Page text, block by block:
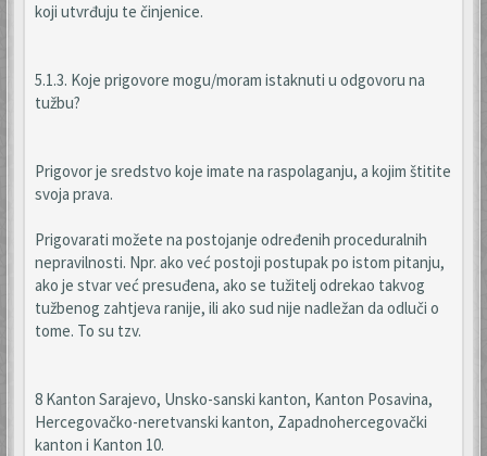
koji utvrđuju te činjenice.
5.1.3. Koje prigovore mogu/moram istaknuti u odgovoru na
tužbu?
Prigovor je sredstvo koje imate na raspolaganju, a kojim štitite
svoja prava.
Prigovarati možete na postojanje određenih proceduralnih
nepravilnosti. Npr. ako već postoji postupak po istom pitanju,
ako je stvar već presuđena, ako se tužitelj odrekao takvog
tužbenog zahtjeva ranije, ili ako sud nije nadležan da odluči o
tome. To su tzv.
8 Kanton Sarajevo, Unsko-sanski kanton, Kanton Posavina,
Hercegovačko-neretvanski kanton, Zapadnohercegovački
kanton i Kanton 10.